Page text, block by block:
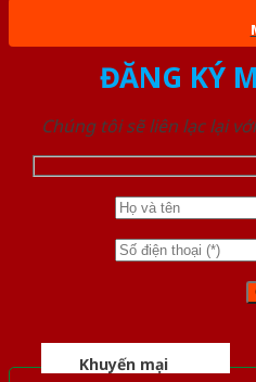
ĐĂNG KÝ
Chúng tôi sẽ liên lạc lại
Khuyến mại